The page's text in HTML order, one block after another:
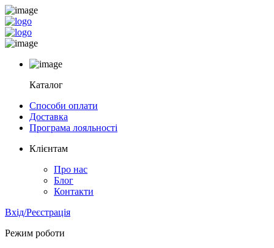
Каталог
Способи оплати
Доставка
Програма лояльності
Клієнтам
Про нас
Блог
Контакти
Вхід/Реєстрація
Режим роботи